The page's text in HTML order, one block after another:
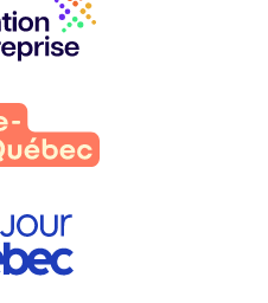
partenaires
: